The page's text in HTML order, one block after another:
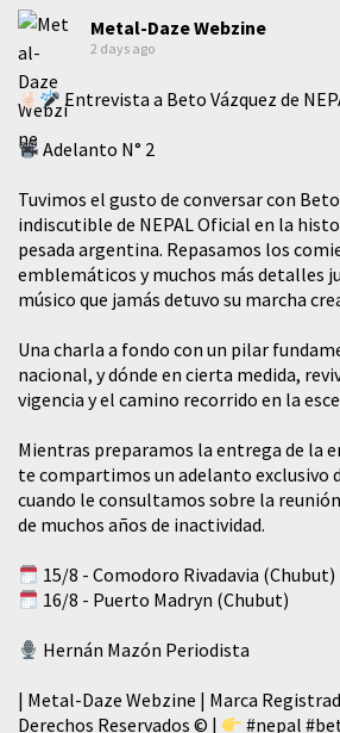
Metal-Daze Webzine
2 days ago
Entrevista a Beto Vázquez de
Adelanto N° 2
Tuvimos el gusto de conversar con
indiscutible de NEPAL Oficial en la
pesada argentina. Repasamos los
emblemáticos y muchos más detalles
músico que jamás detuvo su marcha
​Una charla a fondo con un pilar
nacional, y dónde en cierta medida,
vigencia y el camino recorrido en la
Mientras preparamos la entrega de la
te compartimos un adelanto exclusivo
cuando le consultamos sobre la
de muchos años de inactividad.
15/8 - Comodoro Rivadavia (Chubut)
16/8 - Puerto Madryn (Chubut)
Hernán Mazón Periodista
| Metal-Daze Webzine | Marca
Derechos Reservados © |
#nepal